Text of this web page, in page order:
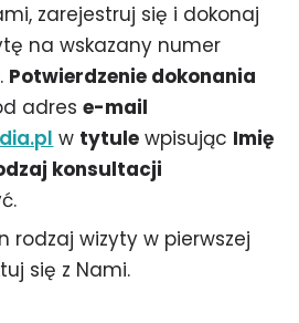
zarejestruj się i dokonaj
na wskazany numer
Potwierdzenie dokonania
adrese-mail
w tytule wpisując Imię
konsultacji
rodzaj wizyty w pierwszej
się z Nami.